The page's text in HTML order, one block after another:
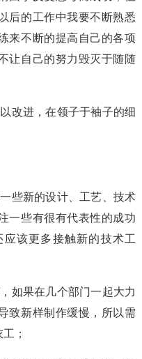
后的工作中我要不断熟悉
来不断的提高自己的各项
让自己的努力毁灭于随随
改进，在领子于袖子的细
些新的设计、工艺、技术
一些有很有代表性的成功
该更多接触新的技术工
如果在几个部门一起大力
致新样制作缓慢，所以需
；